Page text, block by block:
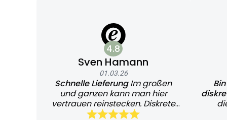
4.8
Sven Hamann
01.03.26
Schnelle LieferungIm großen
und ganzen kann man hier
vertrauen reinstecken. Diskrete
und schnelle Lieferung